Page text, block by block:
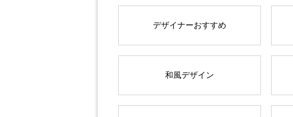
デザイナーおすすめ
和風デザイン